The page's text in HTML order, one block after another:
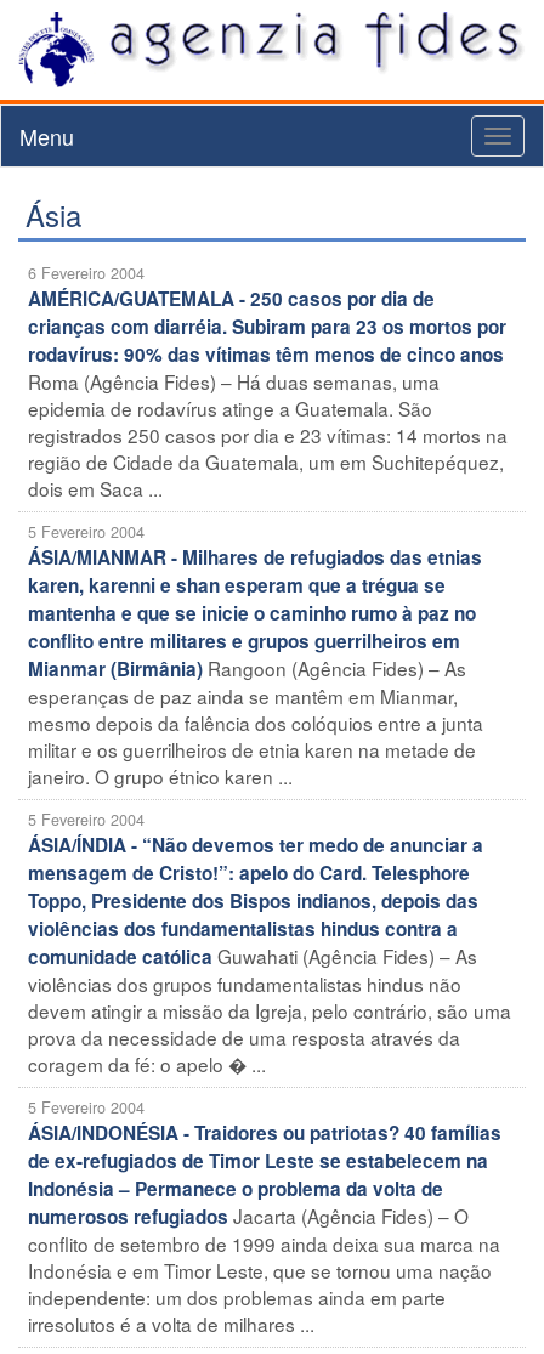
Menu
Ásia
6 Fevereiro 2004
AMÉRICA/GUATEMALA - 250 casos por dia de
crianças com diarréia. Subiram para 23 os mortos por
rodavírus: 90% das vítimas têm menos de cinco anos
Roma (Agência Fides) – Há duas semanas, uma
epidemia de rodavírus atinge a Guatemala. São
registrados 250 casos por dia e 23 vítimas: 14 mortos na
região de Cidade da Guatemala, um em Suchitepéquez,
dois em Saca ...
5 Fevereiro 2004
ÁSIA/MIANMAR - Milhares de refugiados das etnias
karen, karenni e shan esperam que a trégua se
mantenha e que se inicie o caminho rumo à paz no
conflito entre militares e grupos guerrilheiros em
Mianmar (Birmânia) Rangoon (Agência Fides) – As
esperanças de paz ainda se mantêm em Mianmar,
mesmo depois da falência dos colóquios entre a junta
militar e os guerrilheiros de etnia karen na metade de
janeiro. O grupo étnico karen ...
5 Fevereiro 2004
ÁSIA/ÍNDIA - “Não devemos ter medo de anunciar a
mensagem de Cristo!”: apelo do Card. Telesphore
Toppo, Presidente dos Bispos indianos, depois das
violências dos fundamentalistas hindus contra a
comunidade católica Guwahati (Agência Fides) – As
violências dos grupos fundamentalistas hindus não
devem atingir a missão da Igreja, pelo contrário, são uma
prova da necessidade de uma resposta através da
coragem da fé: o apelo � ...
5 Fevereiro 2004
ÁSIA/INDONÉSIA - Traidores ou patriotas? 40 famílias
de ex-refugiados de Timor Leste se estabelecem na
Indonésia – Permanece o problema da volta de
numerosos refugiados Jacarta (Agência Fides) – O
conflito de setembro de 1999 ainda deixa sua marca na
Indonésia e em Timor Leste, que se tornou uma nação
independente: um dos problemas ainda em parte
irresolutos é a volta de milhares ...